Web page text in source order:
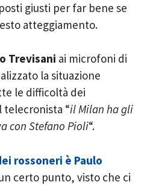
giusti per far bene se
atteggiamento.
Trevisani ai microfoni di
la situazione
le difficoltà dei
telecronista “il Milan ha gli
con Stefano Pioli“.
rossoneri è Paulo
certo punto, visto che ci